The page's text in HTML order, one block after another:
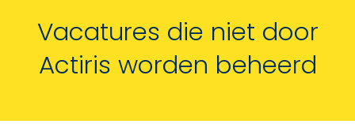
Vacatures die niet door
Actiris worden beheerd